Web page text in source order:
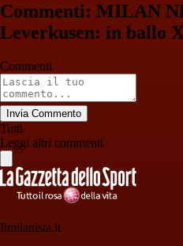
Commenti: MILAN
Leverkusen: in ballo
Commenti
Invia Commento
Tutti
Leggi altri commenti
Ilmilanista.it